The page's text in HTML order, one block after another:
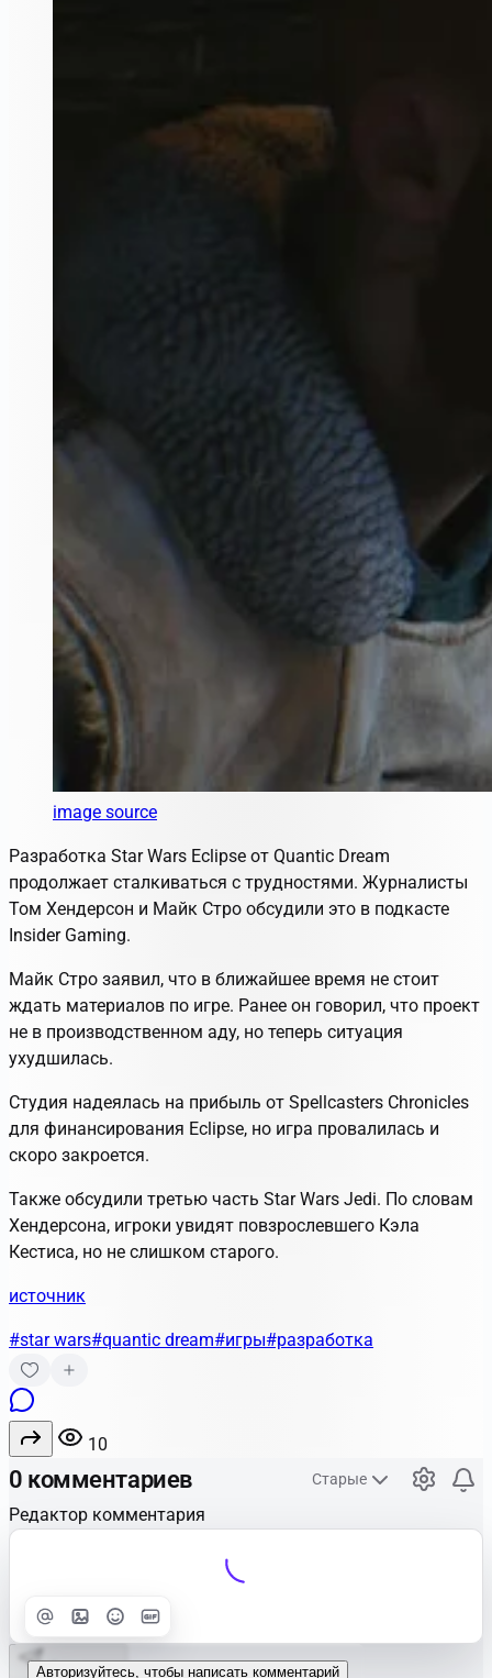
image source
Разработка Star Wars Eclipse от Quantic Dream
продолжает сталкиваться с трудностями. Журналисты
Том Хендерсон и Майк Стро обсудили это в подкасте
Insider Gaming.
Майк Стро заявил, что в ближайшее время не стоит
ждать материалов по игре. Ранее он говорил, что проект
не в производственном аду, но теперь ситуация
ухудшилась.
Студия надеялась на прибыль от Spellcasters Chronicles
для финансирования Eclipse, но игра провалилась и
скоро закроется.
Также обсудили третью часть Star Wars Jedi. По словам
Хендерсона, игроки увидят повзрослевшего Кэла
Кестиса, но не слишком старого.
источник
#star wars#quantic dream#игры#разработка
10
0 комментариев Старые
Редактор комментария
Улучшить
Авторизуйтесь, чтобы написать комментарий
Отправить